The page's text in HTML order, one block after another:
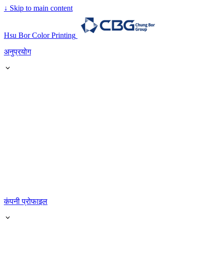
↓ Skip to main content
Hsu Bor Color Printing
अनुप्रयोग
कंपनी प्रोफाइल